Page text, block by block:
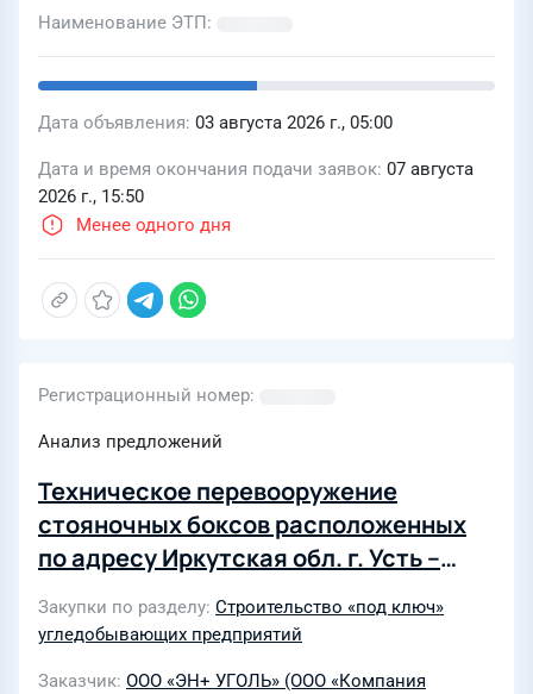
Наименование ЭТП
Дата объявления 03 августа 2026 г., 05:00
Дата и время окончания подачи заявок 07 августа
2026 г., 15:50
Менее одного дня
Регистрационный номер
Анализ предложений
Техническое перевооружение
стояночных боксов расположенных
по адресу Иркутская обл. г. Усть –
ЛПК. Автотранспортный цех Филиал
Закупки по разделу Строительство «под ключ»
угледобывающих предприятий
Заказчик ООО «ЭН+ УГОЛЬ» (ООО «Компания